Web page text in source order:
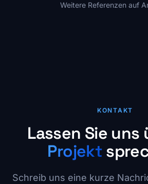
Weitere Referenzen auf
KONTAKT
Lassen Sie uns
Projekt
Schreib uns eine kurze